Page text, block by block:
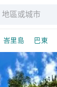
峇里島 巴東